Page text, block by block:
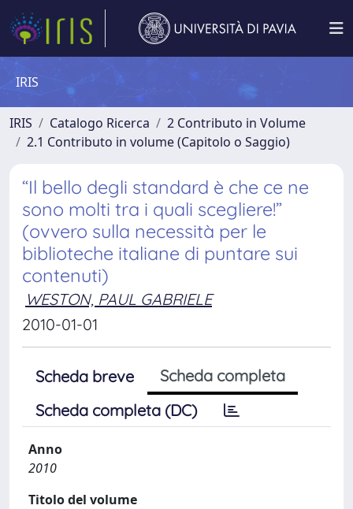
IRIS
IRIS Catalogo Ricerca
2 Contributo in Volume
2.1 Contributo in volume (Capitolo o Saggio)
“Il bello degli standard è che ce ne
sono molti tra i quali scegliere!”
(ovvero sulla necessità per le
biblioteche italiane di puntare sui
contenuti)
WESTON, PAUL GABRIELE
2010-01-01
Scheda breve
Scheda completa
Scheda completa (DC)
Anno
2010
Titolo del volume